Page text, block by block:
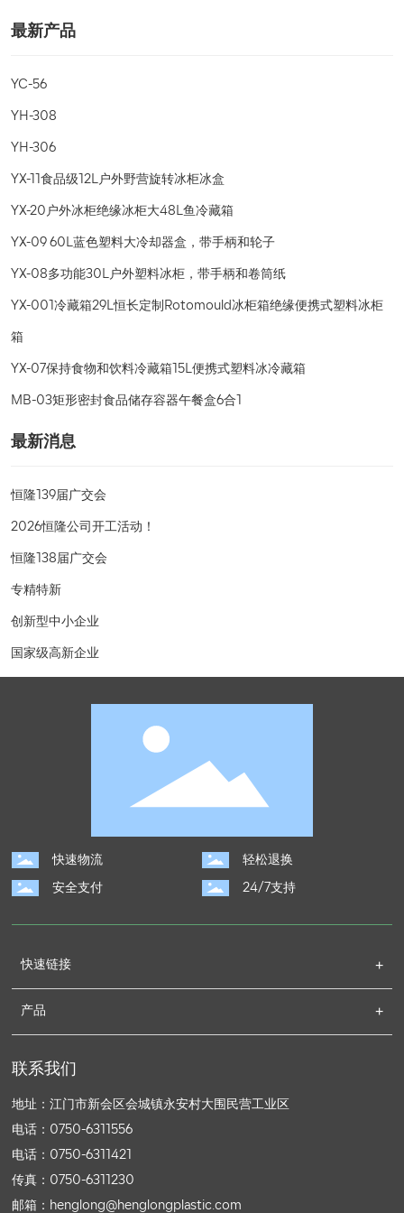
最新产品
YC-56
YH-308
YH-306
YX-11食品级12L户外野营旋转冰柜冰盒
YX-20户外冰柜绝缘冰柜大48L鱼冷藏箱
YX-09 60L蓝色塑料大冷却器盒，带手柄和轮子
YX-08多功能30L户外塑料冰柜，带手柄和卷筒纸
YX-001冷藏箱29L恒长定制Rotomould冰柜箱绝缘便携式塑料冰柜
箱
YX-07保持食物和饮料冷藏箱15L便携式塑料冰冷藏箱
MB-03矩形密封食品储存容器午餐盒6合1
最新消息
恒隆139届广交会
2026恒隆公司开工活动！
恒隆138届广交会
专精特新
创新型中小企业
国家级高新企业
快速物流 轻松退换
安全支付 24/7支持
快速链接
产品
联系我们
地址：江门市新会区会城镇永安村大围民营工业区
电话： 0750-6311556
电话： 0750-6311421
传真：0750-6311230
邮箱： henglong@henglongplastic.com